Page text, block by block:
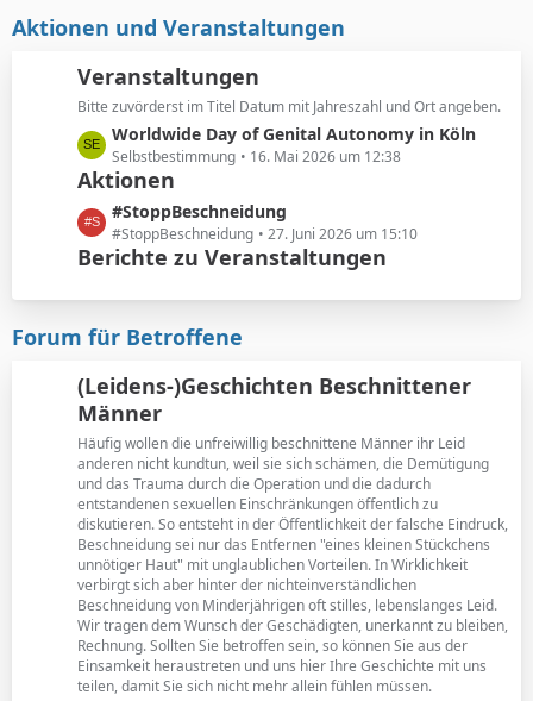
Aktionen und Veranstaltungen
Veranstaltungen
Bitte zuvörderst im Titel Datum mit Jahreszahl und Ort angeben.
L
e
t
z
t
e
e
t
ä
g
e
Worldwide Day of Genital Autonomy in Köln
Selbstbestimmung 16. Mai 2026 um 12:38
Aktionen
L
e
t
t
e
e
i
t
r
ä
g
e
#StoppBeschneidung
#StoppBeschneidung 27. Juni 2026 um 15:10
Berichte zu Veranstaltungen
Forum für Betroffene
(Leidens-)Geschichten Beschnittener
Männer
Häufig wollen die unfreiwillig beschnittene Männer ihr Leid
anderen nicht kundtun, weil sie sich schämen, die Demütigung
und das Trauma durch die Operation und die dadurch
entstandenen sexuellen Einschränkungen öffentlich zu
diskutieren. So entsteht in der Öffentlichkeit der falsche Eindruck,
Beschneidung sei nur das Entfernen "eines kleinen Stückchens
unnötiger Haut" mit unglaublichen Vorteilen. In Wirklichkeit
verbirgt sich aber hinter der nichteinverständlichen
Beschneidung von Minderjährigen oft stilles, lebenslanges Leid.
Wir tragen dem Wunsch der Geschädigten, unerkannt zu bleiben,
Rechnung. Sollten Sie betroffen sein, so können Sie aus der
Einsamkeit heraustreten und uns hier Ihre Geschichte mit uns
teilen, damit Sie sich nicht mehr allein fühlen müssen.